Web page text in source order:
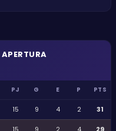
PJ G E P PTS
15 9 4 2 31
15 9 2 4 29